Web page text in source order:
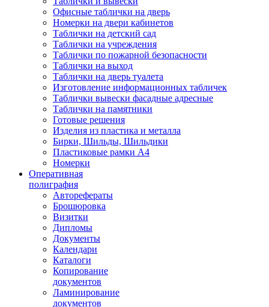
Офисные таблички на дверь
Номерки на двери кабинетов
Таблички на детский сад
Таблички на учреждения
Таблички по пожарной безопасности
Таблички на выход
Таблички на дверь туалета
Изготовление информационных табличек
Таблички вывески фасадные адресные
Таблички на памятники
Готовые решения
Изделия из пластика и металла
Бирки, Шильды, Шильдики
Пластиковые рамки А4
Номерки
Оперативная
полиграфия
Авторефераты
Брошюровка
Визитки
Дипломы
Документы
Календари
Каталоги
Копирование
документов
Ламинирование
документов